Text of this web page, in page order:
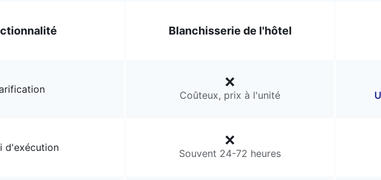
Blanchisserie de l'hôtel
Coûteux, prix à l'unité
d'exécution Souvent 24-72 heures